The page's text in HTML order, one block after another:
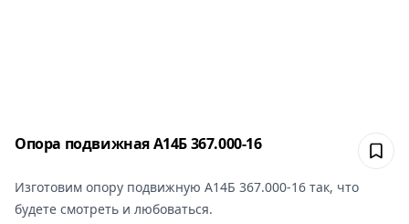
Опора подвижная А14Б 367.000-16
Изготовим опору подвижную А14Б 367.000-16 так, что
будете смотреть и любоваться.